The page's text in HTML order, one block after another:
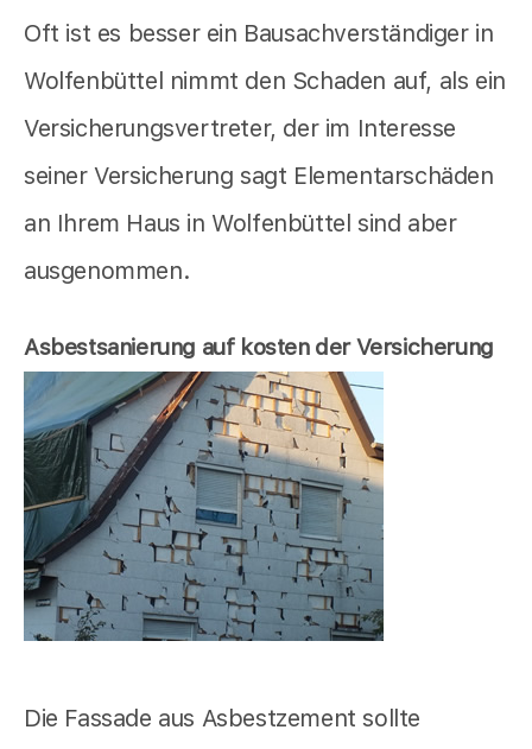
Oft ist es besser ein Bausachverständiger in
Wolfenbüttel nimmt den Schaden auf, als ein
Versicherungsvertreter, der im Interesse
seiner Versicherung sagt Elementarschäden
an Ihrem Haus in Wolfenbüttel sind aber
ausgenommen.
Asbestsanierung auf kosten der Versicherung
Die Fassade aus Asbestzement sollte